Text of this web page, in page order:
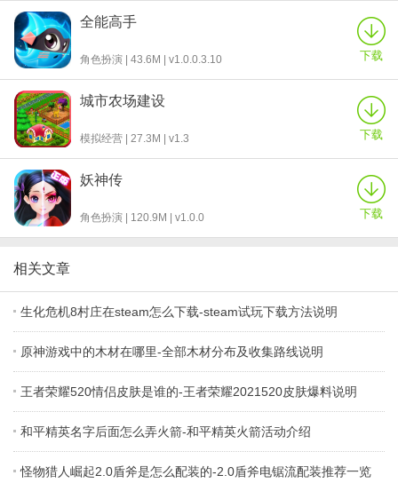
全能高手
角色扮演 | 43.6M | v1.0.0.3.10 下载
城市农场建设
模拟经营 | 27.3M | v1.3 下载
妖神传
角色扮演 | 120.9M | v1.0.0 下载
相关文章
生化危机8村庄在steam怎么下载-steam试玩下载方法说明
原神游戏中的木材在哪里-全部木材分布及收集路线说明
王者荣耀520情侣皮肤是谁的-王者荣耀2021520皮肤爆料说明
和平精英名字后面怎么弄火箭-和平精英火箭活动介绍
怪物猎人崛起2.0盾斧是怎么配装的-2.0盾斧电锯流配装推荐一览